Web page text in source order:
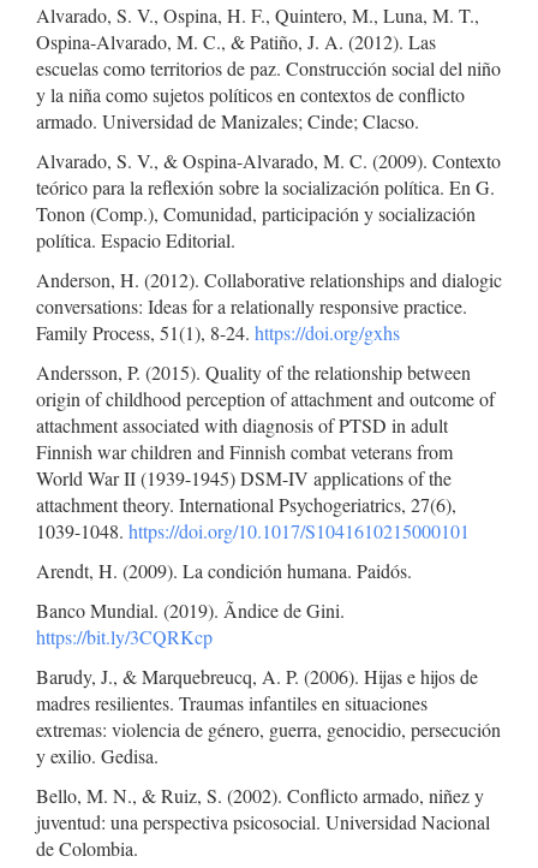
Alvarado, S. V., Ospina, H. F., Quintero, M., Luna, M. T.,
Ospina-Alvarado, M. C., & Patiño, J. A. (2012). Las
escuelas como territorios de paz. Construcción social del niño
y la niña como sujetos políticos en contextos de conflicto
armado. Universidad de Manizales; Cinde; Clacso.
Alvarado, S. V., & Ospina-Alvarado, M. C. (2009). Contexto
teórico para la reflexión sobre la socialización política. En G.
Tonon (Comp.), Comunidad, participación y socialización
política. Espacio Editorial.
Anderson, H. (2012). Collaborative relationships and dialogic
conversations: Ideas for a relationally responsive practice.
Family Process, 51(1), 8-24. https://doi.org/gxhs
Andersson, P. (2015). Quality of the relationship between
origin of childhood perception of attachment and outcome of
attachment associated with diagnosis of PTSD in adult
Finnish war children and Finnish combat veterans from
World War II (1939-1945) DSM-IV applications of the
attachment theory. International Psychogeriatrics, 27(6),
1039-1048. https://doi.org/10.1017/S1041610215000101
Arendt, H. (2009). La condición humana. Paidós.
Banco Mundial. (2019). Ãndice de Gini.
https://bit.ly/3CQRKcp
Barudy, J., & Marquebreucq, A. P. (2006). Hijas e hijos de
madres resilientes. Traumas infantiles en situaciones
extremas: violencia de género, guerra, genocidio, persecución
y exilio. Gedisa.
Bello, M. N., & Ruiz, S. (2002). Conflicto armado, niñez y
juventud: una perspectiva psicosocial. Universidad Nacional
de Colombia.